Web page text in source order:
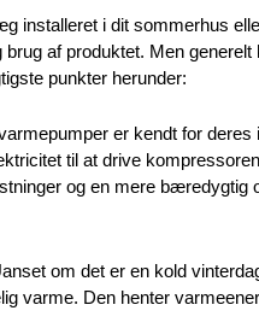
installeret i dit sommerhus
af produktet. Men generelt
punkter herunder:
er kendt for
til at drive
og en mere bæredygtig
om det er en kold
varme. Den henter